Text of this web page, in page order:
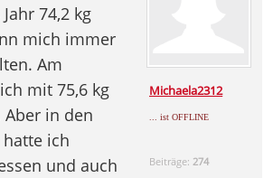
Michaela2312
... ist OFFLINE
Beiträge: 274
74,2 kg
mich immer
Am
mit 75,6 kg
in den
ich
und auch